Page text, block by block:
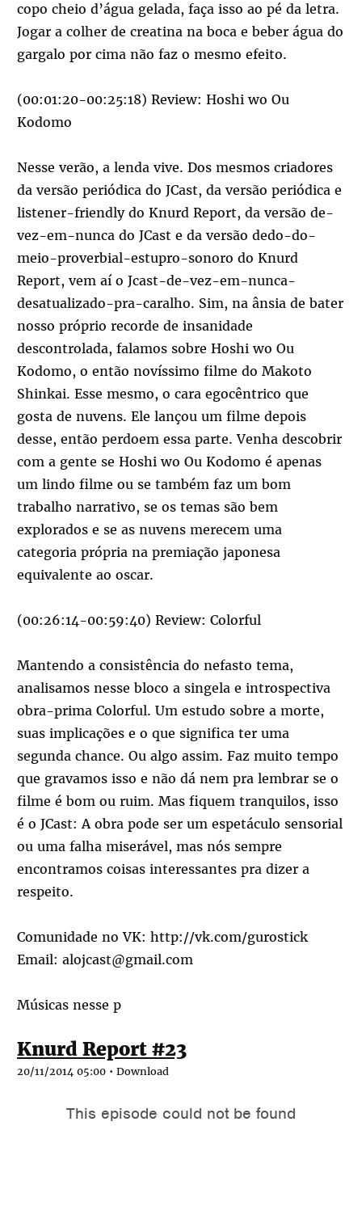
copo cheio d’água gelada, faça isso ao pé da letra.
Jogar a colher de creatina na boca e beber água do
gargalo por cima não faz o mesmo efeito.
(00:01:20-00:25:18) Review: Hoshi wo Ou
Kodomo
Nesse verão, a lenda vive. Dos mesmos criadores
da versão periódica do JCast, da versão periódica e
listener-friendly do Knurd Report, da versão de-
vez-em-nunca do JCast e da versão dedo-do-
meio-proverbial-estupro-sonoro do Knurd
Report, vem aí o Jcast-de-vez-em-nunca-
desatualizado-pra-caralho. Sim, na ânsia de bater
nosso próprio recorde de insanidade
descontrolada, falamos sobre Hoshi wo Ou
Kodomo, o então novíssimo filme do Makoto
Shinkai. Esse mesmo, o cara egocêntrico que
gosta de nuvens. Ele lançou um filme depois
desse, então perdoem essa parte. Venha descobrir
com a gente se Hoshi wo Ou Kodomo é apenas
um lindo filme ou se também faz um bom
trabalho narrativo, se os temas são bem
explorados e se as nuvens merecem uma
categoria própria na premiação japonesa
equivalente ao oscar.
(00:26:14-00:59:40) Review: Colorful
Mantendo a consistência do nefasto tema,
analisamos nesse bloco a singela e introspectiva
obra-prima Colorful. Um estudo sobre a morte,
suas implicações e o que significa ter uma
segunda chance. Ou algo assim. Faz muito tempo
que gravamos isso e não dá nem pra lembrar se o
filme é bom ou ruim. Mas fiquem tranquilos, isso
é o JCast: A obra pode ser um espetáculo sensorial
ou uma falha miserável, mas nós sempre
encontramos coisas interessantes pra dizer a
respeito.
Comunidade no VK: http://vk.com/gurostick
Email: alojcast@gmail.com
Músicas nesse p
Knurd Report #23
20/11/2014 05:00 • Download